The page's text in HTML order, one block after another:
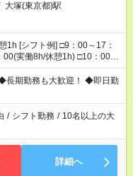
大塚(東京都)駅
17：
実働8h/休憩1h) □10：00～
21：00(実働8h/休憩1h)
□14：00～22：00(実働7h/休
◆上記以外の勤務時間も相談OK
期勤務も大歓迎！ ◆即日勤
/ シフト勤務 / 10名以上の大
詳細へ